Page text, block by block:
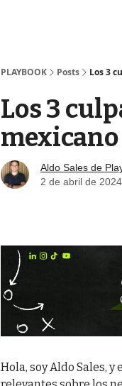
PLAYBOOK Posts Los 3
Los 3
mexicano
Aldo Sales de
2 de abril de 2024
Hola, soy Aldo Sales, y